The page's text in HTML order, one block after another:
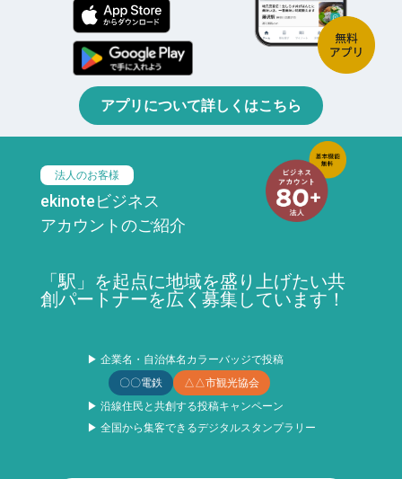
アプリについて詳しくはこちら
法人のお客様
ekinoteビジネス
アカウントのご紹介
「駅」を起点に地域を盛り上げたい共
創パートナーを広く募集しています！
▶ 企業名・自治体名カラーバッジで投稿
〇〇電鉄
△△市観光協会
▶ 沿線住民と共創する投稿キャンペーン
▶ 全国から集客できるデジタルスタンプラリー